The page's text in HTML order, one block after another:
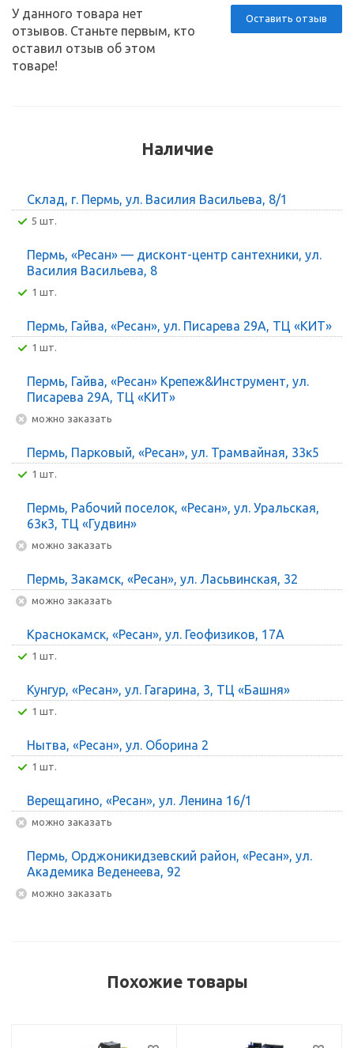
Оставить отзыв
У данного товара нет
отзывов. Станьте первым, кто
оставил отзыв об этом
товаре!
Наличие
Склад, г. Пермь, ул. Василия Васильева, 8/1
5 шт.
Пермь, «Ресан» — дисконт-центр сантехники, ул.
Василия Васильева, 8
1 шт.
Пермь, Гайва, «Ресан», ул. Писарева 29А, ТЦ «КИТ»
1 шт.
Пермь, Гайва, «Ресан» Крепеж&Инструмент, ул.
Писарева 29А, ТЦ «КИТ»
Можно заказать
Пермь, Парковый, «Ресан», ул. Трамвайная, 33к5
1 шт.
Пермь, Рабочий поселок, «Ресан», ул. Уральская,
63к3, ТЦ «Гудвин»
Можно заказать
Пермь, Закамск, «Ресан», ул. Ласьвинская, 32
Можно заказать
Краснокамск, «Ресан», ул. Геофизиков, 17А
1 шт.
Кунгур, «Ресан», ул. Гагарина, 3, ТЦ «Башня»
1 шт.
Нытва, «Ресан», ул. Оборина 2
1 шт.
Верещагино, «Ресан», ул. Ленина 16/1
Можно заказать
Пермь, Орджоникидзевский район, «Ресан», ул.
Академика Веденеева, 92
Можно заказать
Похожие товары